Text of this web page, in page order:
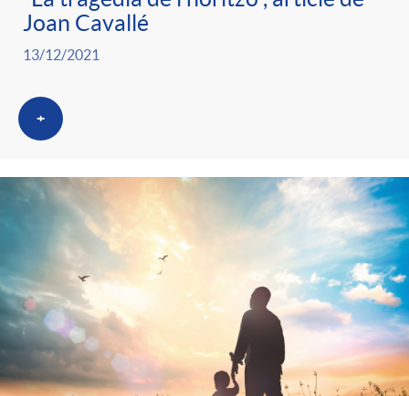
Joan Cavallé
13/12/2021
+